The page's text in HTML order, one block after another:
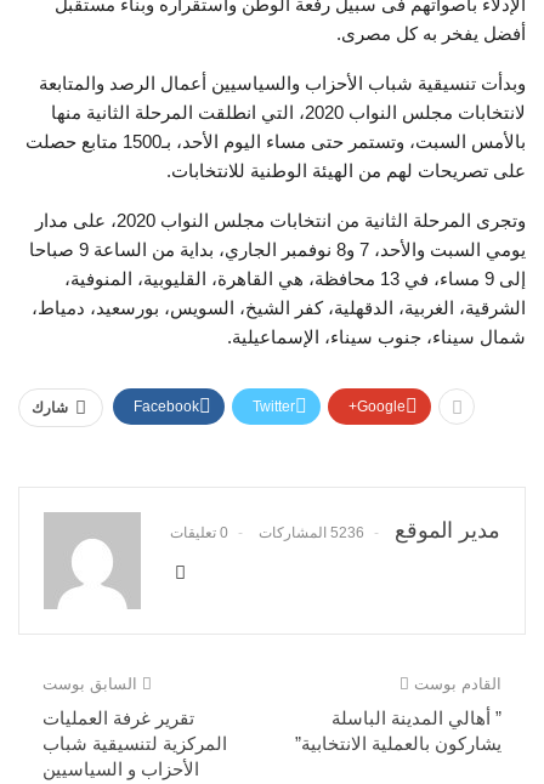
الإدلاء بأصواتهم فى سبيل رفعة الوطن واستقراره وبناء مستقبل
أفضل يفخر به كل مصرى.
وبدأت تنسيقية شباب الأحزاب والسياسيين أعمال الرصد والمتابعة
لانتخابات مجلس النواب 2020، التي انطلقت المرحلة الثانية منها
بالأمس السبت، وتستمر حتى مساء اليوم الأحد، بـ1500 متابع حصلت
على تصريحات لهم من الهيئة الوطنية للانتخابات.
وتجرى المرحلة الثانية من انتخابات مجلس النواب 2020، على مدار
يومي السبت والأحد، 7 و8 نوفمبر الجاري، بداية من الساعة 9 صباحا
إلى 9 مساء، في 13 محافظة، هي القاهرة، القليوبية، المنوفية،
الشرقية، الغربية، الدقهلية، كفر الشيخ، السويس، بورسعيد، دمياط،
شمال سيناء، جنوب سيناء، الإسماعيلية.
شارك Facebook Twitter Google+
مدير الموقع 5236 المشاركات 0 تعليقات
السابق بوست
تقرير غرفة العمليات
المركزية لتنسيقية شباب
الأحزاب و السياسيين
القادم بوست
” أهالي المدينة الباسلة
يشاركون بالعملية الانتخابية”